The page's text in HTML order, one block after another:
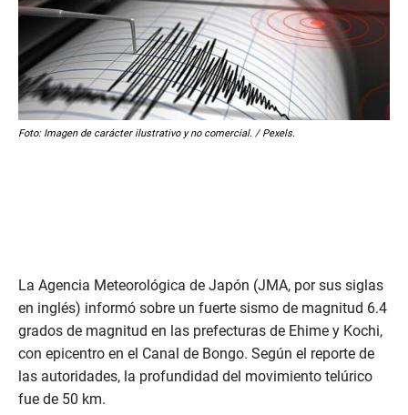
Foto: Imagen de carácter ilustrativo y no comercial. / Pexels.
La Agencia Meteorológica de Japón (JMA, por sus siglas
en inglés) informó sobre un fuerte sismo de magnitud 6.4
grados de magnitud en las prefecturas de Ehime y Kochi,
con epicentro en el Canal de Bongo. Según el reporte de
las autoridades, la profundidad del movimiento telúrico
fue de 50 km.